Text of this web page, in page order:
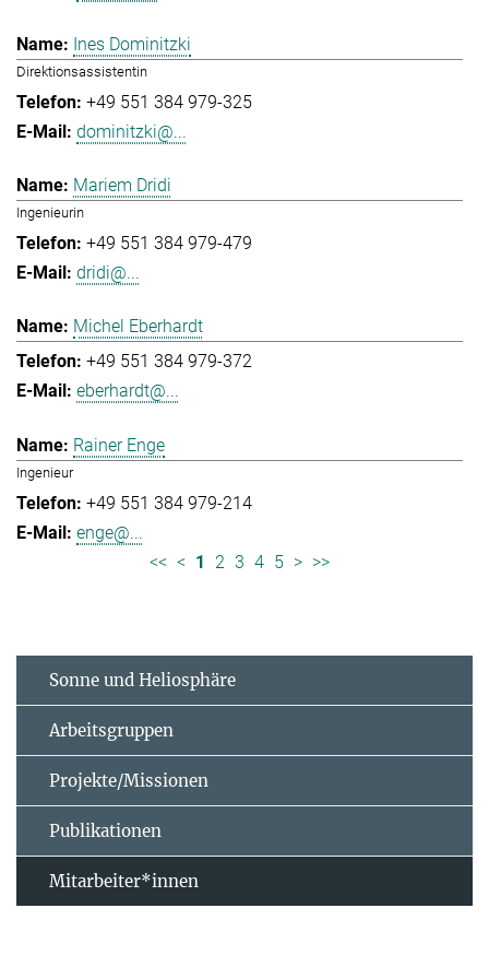
Ines Dominitzki
Direktionsassistentin
+49 551 384 979-325
dominitzki@...
Mariem Dridi
Ingenieurin
+49 551 384 979-479
dridi@...
Michel Eberhardt
+49 551 384 979-372
eberhardt@...
Rainer Enge
Ingenieur
+49 551 384 979-214
enge@...
<< < 1 2 3 4 5 > >>
Sonne und Heliosphäre
Arbeitsgruppen
Projekte/Missionen
Publikationen
Mitarbeiter*innen